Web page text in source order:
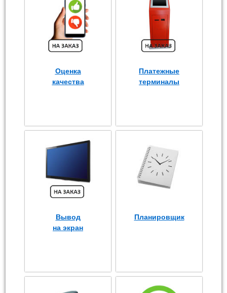
Оценка
качества
Платежные
терминалы
Вывод
на экран
Планировщик